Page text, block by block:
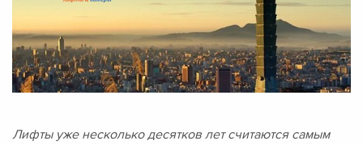
Лифты уже несколько десятков лет считаются самым